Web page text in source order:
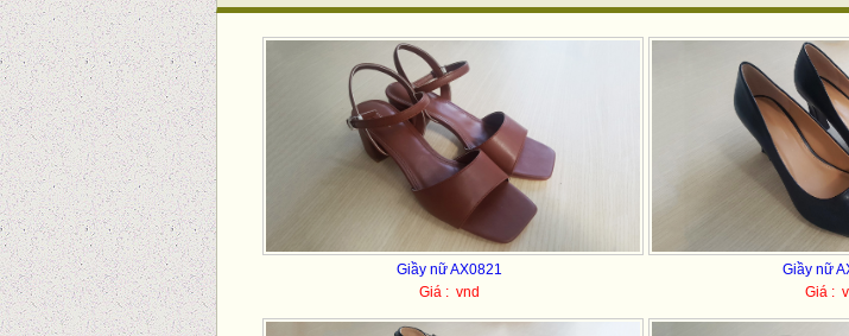
Giầy nữ AX0821
Giá : vnd
Giầy nữ
Giá :